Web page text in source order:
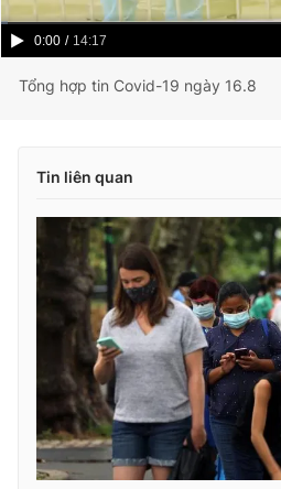
Current
0:00 / Duration
14:17
Tổng hợp tin Covid-19 ngày 16.8
Tin liên quan